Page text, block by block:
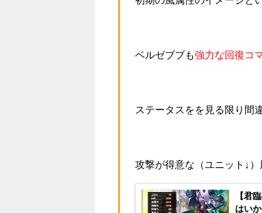
ベルゼブブも強力な回復コ
ステータスをを見る限り間
攻撃が得意な（ユニット↓
【君
はい